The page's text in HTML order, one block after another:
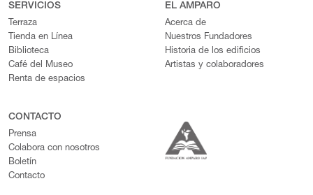
SERVICIOS
Terraza
Tienda en Línea
Biblioteca
Café del Museo
Renta de espacios
EL AMPARO
Acerca de
Nuestros Fundadores
Historia de los edificios
Artistas y colaboradores
CONTACTO
Prensa
Colabora con nosotros
Boletín
Contacto